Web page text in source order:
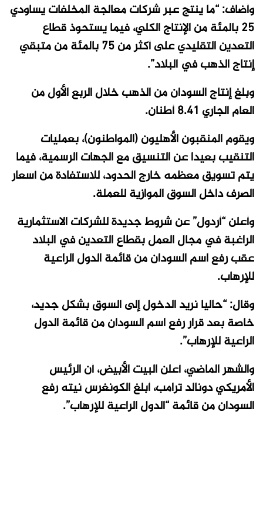
وأضاف: “ما ينتج عبر شركات معالجة المخلفات يساودي
25 بالمئة من الإنتاج الكلي، فيما يستحوذ قطاع
التعدين التقليدي على أكثر من 75 بالمئة من متبقي
إنتاج الذهب في البلاد”.
وبلغ إنتاج السودان من الذهب خلال الربع الأول من
العام الجاري 8.41 أطنان.
ويقوم المنقبون الأهليون (المواطنون)، بعمليات
التنقيب بعيدا عن التنسيق مع الجهات الرسمية، فيما
يتم تسويق معظمه خارج الحدود، للاستفادة من أسعار
الصرف داخل السوق الموازية للعملة.
وأعلن “أردول” عن شروط جديدة للشركات الاستثمارية
الراغبة في مجال العمل بقطاع التعدين في البلاد
عقب رفع اسم السودان من قائمة الدول الراعية
للإرهاب.
وقال: “حاليا نريد الدخول إلى السوق بشكل جديد،
خاصة بعد قرار رفع اسم السودان من قائمة الدول
الراعية للإرهاب”.
والشهر الماضي، أعلن البيت الأبيض، أن الرئيس
الأمريكي دونالد ترامب، أبلغ الكونغرس نيته رفع
السودان من قائمة “الدول الراعية للإرهاب”.